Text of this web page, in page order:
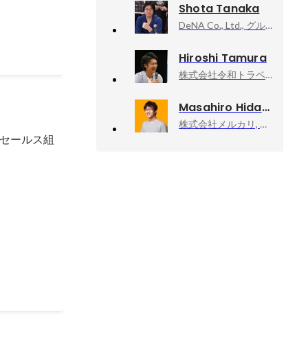
ールス組
Shota Tanaka
DeNA Co., Ltd., グループエグゼクティブ
Hiroshi Tamura
株式会社令和トラベル, 取締役CHRO
Masahiro Hidaka
株式会社メルカリ, メルペイ エキスパート（Android）